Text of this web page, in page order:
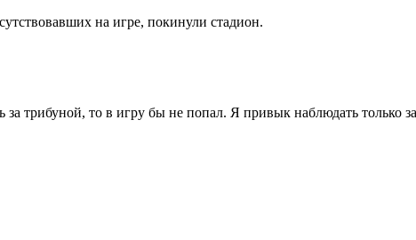
на игре, покинули стадион.
трибуной, то в игру бы не попал. Я привык наблюдать только